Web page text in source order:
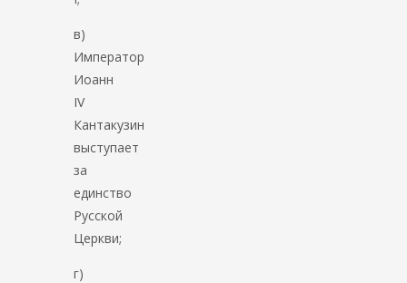
в)
Император
Иоанн
IV
Кантакузин
выступает
за
единство
Русской
Церкви;
г)